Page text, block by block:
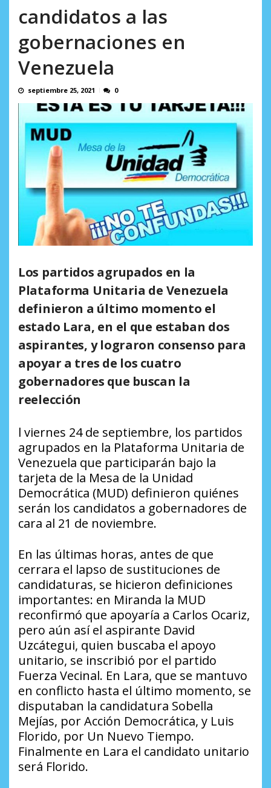
candidatos a las
gobernaciones en
Venezuela
septiembre 25, 2021 0
Los partidos agrupados en la
Plataforma Unitaria de Venezuela
definieron a último momento el
estado Lara, en el que estaban dos
aspirantes, y lograron consenso para
apoyar a tres de los cuatro
gobernadores que buscan la
reelección
l viernes 24 de septiembre, los partidos
agrupados en la Plataforma Unitaria de
Venezuela que participarán bajo la
tarjeta de la Mesa de la Unidad
Democrática (MUD) definieron quiénes
serán los candidatos a gobernadores de
cara al 21 de noviembre.
En las últimas horas, antes de que
cerrara el lapso de sustituciones de
candidaturas, se hicieron definiciones
importantes: en Miranda la MUD
reconfirmó que apoyaría a Carlos Ocariz,
pero aún así el aspirante David
Uzcátegui, quien buscaba el apoyo
unitario, se inscribió por el partido
Fuerza Vecinal. En Lara, que se mantuvo
en conflicto hasta el último momento, se
disputaban la candidatura Sobella
Mejías, por Acción Democrática, y Luis
Florido, por Un Nuevo Tiempo.
Finalmente en Lara el candidato unitario
será Florido.